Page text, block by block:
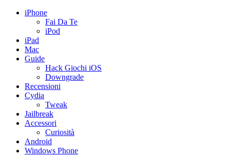
iPhone
Fai Da Te
iPod
iPad
Mac
Guide
Hack Giochi iOS
Downgrade
Recensioni
Cydia
Tweak
Jailbreak
Accessori
Curiosità
Android
Windows Phone